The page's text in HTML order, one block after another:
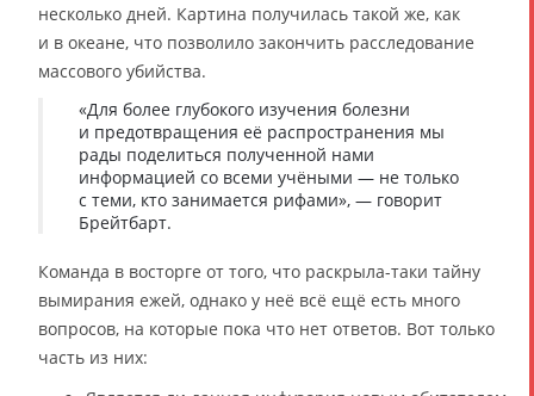
несколько дней. Картина получилась такой же, как
и в океане, что позволило закончить расследование
массового убийства.
«Для более глубокого изучения болезни
и предотвращения её распространения мы
рады поделиться полученной нами
информацией со всеми учёными — не только
с теми, кто занимается рифами», — говорит
Брейтбарт.
Команда в восторге от того, что раскрыла-таки тайну
вымирания ежей, однако у неё всё ещё есть много
вопросов, на которые пока что нет ответов. Вот только
часть из них: